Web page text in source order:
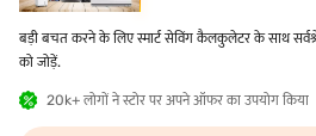
बड़ी बचत करने के लिए स्मार्ट सेविंग कैलकुलेटर के साथ
को जोड़ें.
20k+ लोगों ने स्टोर पर अपने ऑफर का उपयोग किया